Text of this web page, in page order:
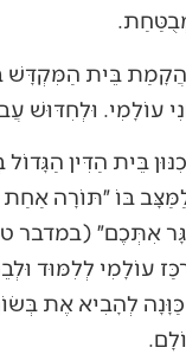
בֵּית הַמִּקְדָּשׁ
עוֹלָמִי. וּלְחִדּוּשׁ
בֵּית הַדִּין
בּוֹ ״תּוֹרָה
אִתְּכֶם״ (במדבר
עוֹלָמִי לְלִמּוּד
לְהָבִיא אֶת